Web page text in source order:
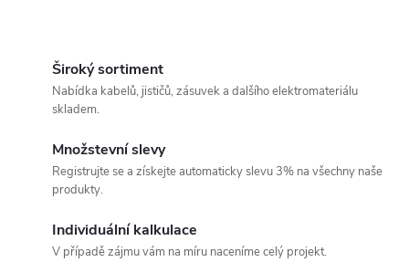
Široký sortiment
Nabídka kabelů, jističů, zásuvek a dalšího elektromateriálu
skladem.
Množstevní slevy
Registrujte se a získejte automaticky slevu 3% na všechny naše
produkty.
Individuální kalkulace
V případě zájmu vám na míru naceníme celý projekt.